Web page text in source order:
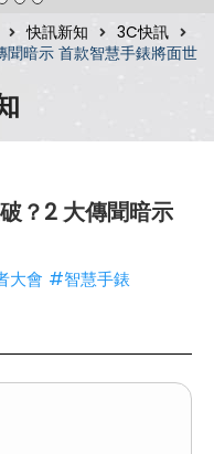
快訊新知
3C快訊
聞暗示 首款智慧手錶將面世
？2 大傳聞暗示
大會 #智慧手錶